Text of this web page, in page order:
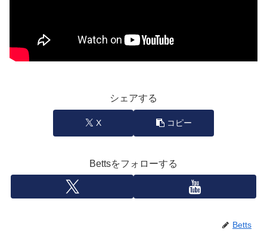
シェアする
X コピー
Bettsをフォローする
Betts